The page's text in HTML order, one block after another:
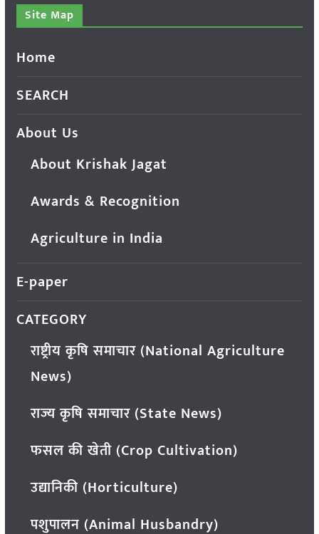
Site Map
Home
SEARCH
About Us
About Krishak Jagat
Awards & Recognition
Agriculture in India
E-paper
CATEGORY
राष्ट्रीय कृषि समाचार (National Agriculture
News)
राज्य कृषि समाचार (State News)
फसल की खेती (Crop Cultivation)
उद्यानिकी (Horticulture)
पशुपालन (Animal Husbandry)